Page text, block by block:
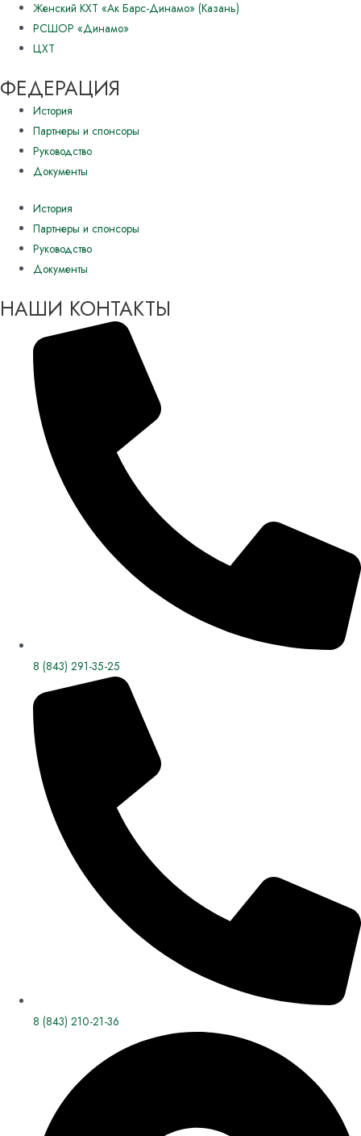
Женский КХТ «Ак Барс-Динамо» (Казань)
РСШОР «Динамо»
ЦХТ
ФЕДЕРАЦИЯ
История
Партнеры и спонсоры
Руководство
Документы
История
Партнеры и спонсоры
Руководство
Документы
НАШИ КОНТАКТЫ
8 (843) 291-35-25
8 (843) 210-21-36